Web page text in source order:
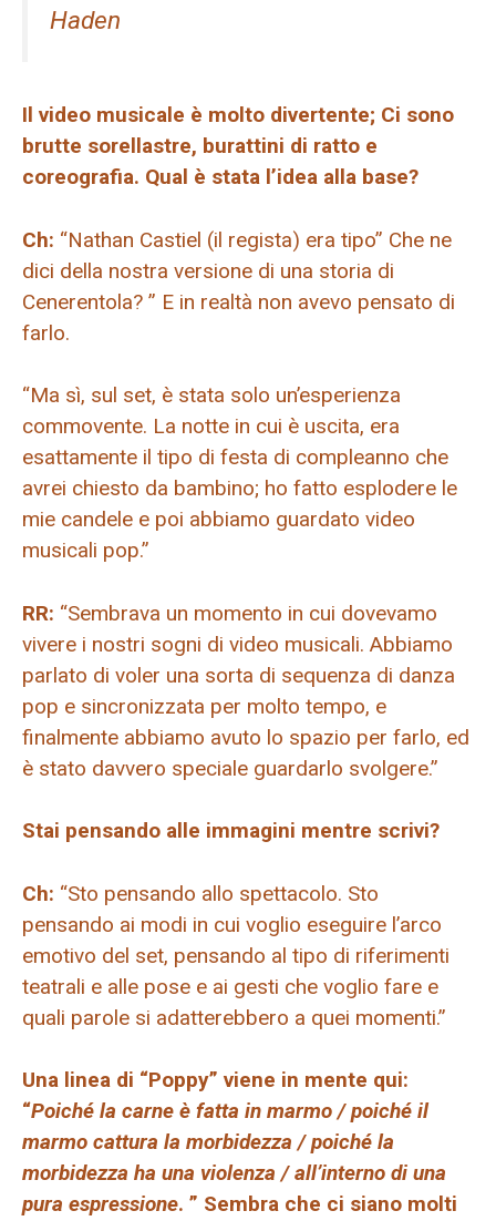
Haden
Il video musicale è molto divertente; Ci sono
brutte sorellastre, burattini di ratto e
coreografia. Qual è stata l’idea alla base?
Ch: “Nathan Castiel (il regista) era tipo” Che ne
dici della nostra versione di una storia di
Cenerentola? ” E in realtà non avevo pensato di
farlo.
“Ma sì, sul set, è stata solo un’esperienza
commovente. La notte in cui è uscita, era
esattamente il tipo di festa di compleanno che
avrei chiesto da bambino; ​​ho fatto esplodere le
mie candele e poi abbiamo guardato video
musicali pop.”
RR: “Sembrava un momento in cui dovevamo
vivere i nostri sogni di video musicali. Abbiamo
parlato di voler una sorta di sequenza di danza
pop e sincronizzata per molto tempo, e
finalmente abbiamo avuto lo spazio per farlo, ed
è stato davvero speciale guardarlo svolgere.”
Stai pensando alle immagini mentre scrivi?
Ch: “Sto pensando allo spettacolo. Sto
pensando ai modi in cui voglio eseguire l’arco
emotivo del set, pensando al tipo di riferimenti
teatrali e alle pose e ai gesti che voglio fare e
quali parole si adatterebbero a quei momenti.”
Una linea di “Poppy” viene in mente qui:
“Poiché la carne è fatta in marmo / poiché il
marmo cattura la morbidezza / poiché la
morbidezza ha una violenza / all’interno di una
pura espressione. ” Sembra che ci siano molti